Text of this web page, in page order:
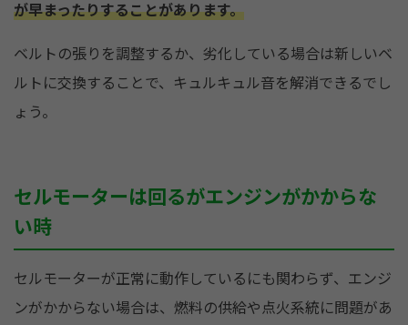
が早まったりすることがあります。
ベルトの張りを調整するか、劣化している場合は新しいベ
ルトに交換することで、キュルキュル音を解消できるでし
ょう。
セルモーターは回るがエンジンがかからな
い時
セルモーターが正常に動作しているにも関わらず、エンジ
ンがかからない場合は、燃料の供給や点火系統に問題があ